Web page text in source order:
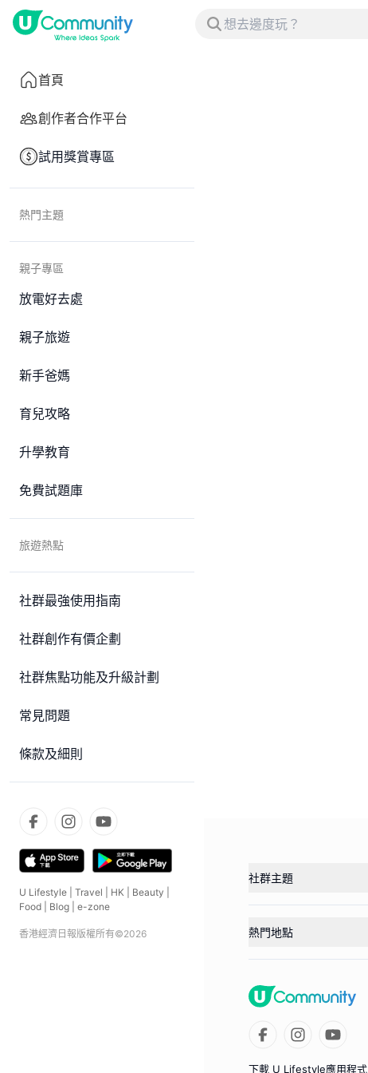
首頁
創作者合作平台
試用獎賞專區
熱門主題
親子專區
放電好去處
親子旅遊
新手爸媽
育兒攻略
升學教育
免費試題庫
旅遊熱點
社群最強使用指南
社群創作有價企劃
社群焦點功能及升級計劃
常見問題
條款及細則
U Lifestyle Travel HK Beauty
Food
Blog e-zone
香港經濟日報版權所有©2026
社群主題
熱門地點
下載 U Lifestyle應用程式